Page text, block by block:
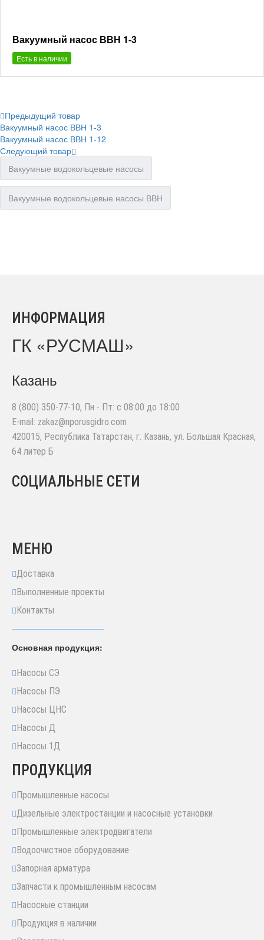
Вакуумный насос ВВН 1-3
Есть в наличии
Предыдущий товар
Вакуумный насос ВВН 1-3
Вакуумный насос ВВН 1-12
Следующий товар
Вакуумные водокольцевые насосы
Вакуумные водокольцевые насосы ВВН
ИНФОРМАЦИЯ
ГК «РУСМАШ»
Казань
8 (800) 350-77-10, Пн - Пт: с 08:00 до 18:00
E-mail: zakaz@nporusgidro.com
420015, Республика Татарстан, г. Казань, ул. Большая Красная,
64 литер Б
СОЦИАЛЬНЫЕ СЕТИ
МЕНЮ
Доставка
Выполненные проекты
Контакты
Основная продукция:
Насосы СЭ
Насосы ПЭ
Насосы ЦНС
Насосы Д
Насосы 1Д
ПРОДУКЦИЯ
Промышленные насосы
Дизельные электростанции и насосные установки
Промышленные электродвигатели
Водоочистное оборудование
Запорная арматура
Запчасти к промышленным насосам
Насосные станции
Продукция в наличии